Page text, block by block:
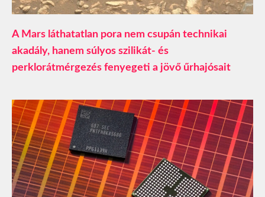
A Mars láthatatlan pora nem csupán technikai
akadály, hanem súlyos szilikát- és
perklorátmérgezés fenyegeti a jövő űrhajósait